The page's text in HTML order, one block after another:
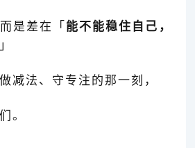
是差在「能不能稳住自己，
」
减法、守专注的那一刻，
。